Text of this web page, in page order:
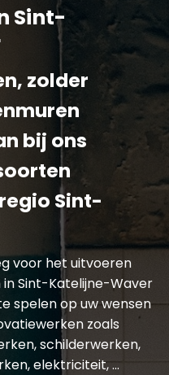
Sint-
zolder
bij ons
Sint-
voor het uitvoeren
Sint-Katelijne-Waver
spelen op uw wensen
zoals
schilderwerken,
elektriciteit, …